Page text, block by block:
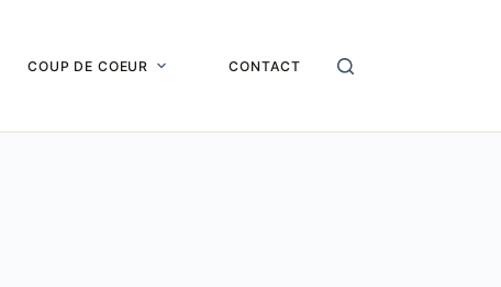
COUP DE COEUR CONTACT